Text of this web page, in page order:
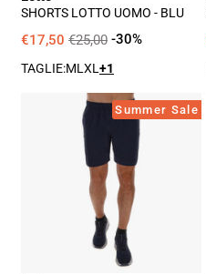
SHORTS LOTTO UOMO - BLU
€17,50 €25,00 -30%
TAGLIE:MLXL+1
Shorts
Uomo
Blu
Summer Sale